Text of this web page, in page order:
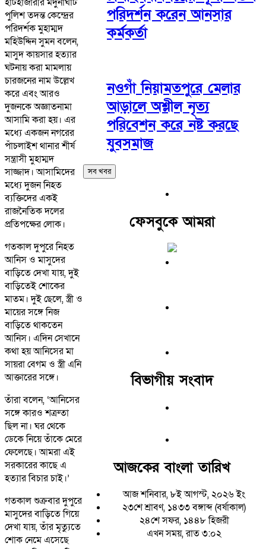
পুলিশ তদন্ত কেন্দ্রের
পরিদর্শক মুহাম্মদ
মহিউদ্দিন সুমন বলেন,
মাসুদ কায়সার হত্যার
ঘটনায় করা মামলায়
চারজনের নাম উল্লেখ
করে এবং আরও
দুজনকে অজ্ঞাতনামা
আসামি করা হয়। এর
মধ্যে একজন নগরের
পাঁচলাইশ থানার শীর্ষ
সন্ত্রাসী মুহাম্মদ
সাজ্জাদ। আসামিদের
মধ্যে দুজন নিহত
ব্যক্তিদের একই
রাজনৈতিক দলের
প্রতিপক্ষের লোক।
গতকাল দুপুরে নিহত
আনিস ও মাসুদের
বাড়িতে দেখা যায়, দুই
বাড়িতেই শোকের
মাতম। দুই ছেলে, স্ত্রী ও
মায়ের সঙ্গে নিজ
বাড়িতে থাকতেন
আনিস। এদিন সেখানে
কথা হয় আনিসের মা
সায়রা বেগম ও স্ত্রী এনি
আক্তারের সঙ্গে।
তাঁরা বলেন, ‘আনিসের
সঙ্গে কারও শত্রুতা
ছিল না। ঘর থেকে
ডেকে নিয়ে তাঁকে মেরে
ফেলেছে। আমরা এই
সরকারের কাছে এ
হত্যার বিচার চাই।’
গতকাল শুক্রবার দুপুরে
মাসুদের বাড়িতে গিয়ে
দেখা যায়, তাঁর মৃত্যুতে
শোক নেমে এসেছে
পরিদর্শন করেন আনসার
কর্মকর্তা
নওগাঁ নিয়ামতপুরে মেলার
আড়ালে অশ্লীল নৃত্য
পরিবেশন করে নষ্ট করছে
যুবসমাজ
সব খবর
ফেসবুকে আমরা
বিভাগীয় সংবাদ
আজকের বাংলা তারিখ
আজ শনিবার, ৮ই আগস্ট, ২০২৬ ইং
২৩শে শ্রাবণ, ১৪৩৩ বঙ্গাব্দ (বর্ষাকাল)
২৪শে সফর, ১৪৪৮ হিজরী
এখন সময়, রাত ৩:০২